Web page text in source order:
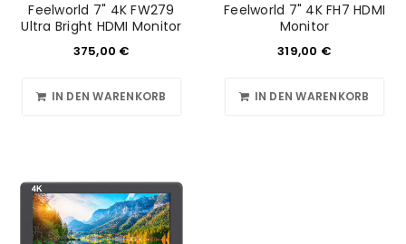
Feelworld 7" 4K FW279
Ultra Bright HDMI Monitor
375,00 €
IN DEN WARENKORB
Feelworld 7" 4K FH7 HDMI
Monitor
319,00 €
IN DEN WARENKORB